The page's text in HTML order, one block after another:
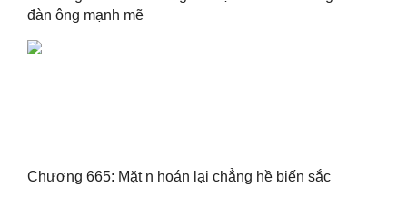
đàn ông mạnh mẽ
Chương 665: Mặt n hoán lại chẳng hề biến sắc